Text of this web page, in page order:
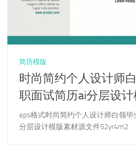
简历模版
时尚简约个人设计师
职面试简历ai分层设计
eps格式时尚简约个人设计师白领毕
分层设计模版素材源文件52yr4m2